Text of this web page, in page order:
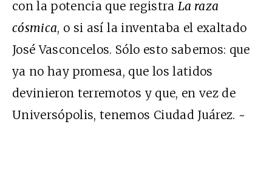
con la potencia que registra La raza
cósmica, o si así la inventaba el exaltado
José Vasconcelos. Sólo esto sabemos: que
ya no hay promesa, que los latidos
devinieron terremotos y que, en vez de
Universópolis, tenemos Ciudad Juárez. ~